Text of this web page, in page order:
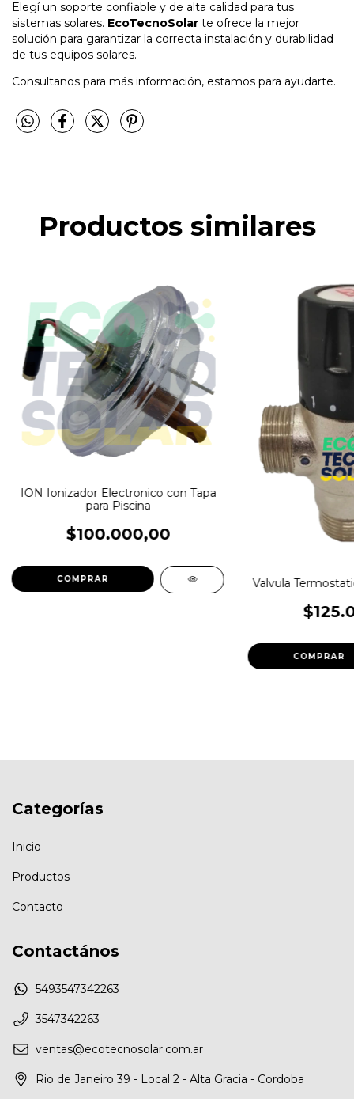
Elegí un soporte confiable y de alta calidad para tus
sistemas solares. EcoTecnoSolar te ofrece la mejor
solución para garantizar la correcta instalación y durabilidad
de tus equipos solares.
Consultanos para más información, estamos para ayudarte.
Productos similares
ION Ionizador Electronico con Tapa
para Piscina
$100.000,00
Valvula
Categorías
Inicio
Productos
Contacto
Contactános
5493547342263
3547342263
ventas@ecotecnosolar.com.ar
Rio de Janeiro 39 - Local 2 - Alta Gracia - Cordoba